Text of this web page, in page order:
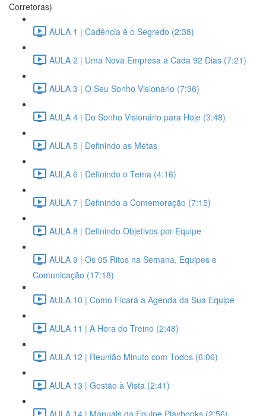
Corretoras)
AULA 1 | Cadência é o Segredo (2:38)
AULA 2 | Uma Nova Empresa a Cada 92 Dias (7:21)
AULA 3 | O Seu Sonho Visionário (7:36)
AULA 4 | Do Sonho Visionário para Hoje (3:48)
AULA 5 | Definindo as Metas
AULA 6 | Definindo o Tema (4:16)
AULA 7 | Definindo a Comemoração (7:15)
AULA 8 | Definindo Objetivos por Equipe
AULA 9 | Os 05 Ritos na Semana, Equipes e
Comunicação (17:18)
AULA 10 | Como Ficará a Agenda da Sua Equipe
AULA 11 | A Hora do Treino (2:48)
AULA 12 | Reunião Minuto com Todos (6:06)
AULA 13 | Gestão à Vista (2:41)
AULA 14 | Manuais da Equipe Playbooks (2:56)